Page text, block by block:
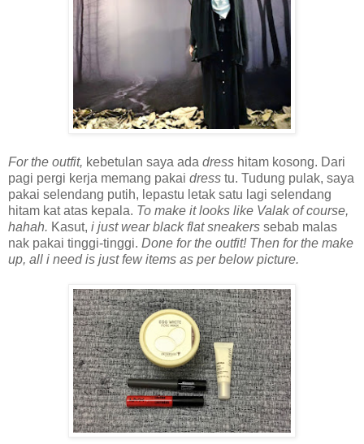
For the outfit, kebetulan saya ada dress hitam kosong. Dari
pagi pergi kerja memang pakai dress tu. Tudung pulak, saya
pakai selendang putih, lepastu letak satu lagi selendang
hitam kat atas kepala. To make it looks like Valak of course,
hahah. Kasut, i just wear black flat sneakers sebab malas
nak pakai tinggi-tinggi. Done for the outfit! Then for the make
up, all i need is just few items as per below picture.